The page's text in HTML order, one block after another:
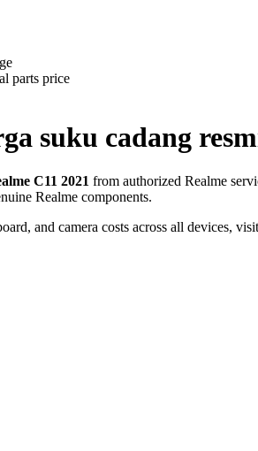
parts price
suku cadang
C11 2021 from authorized Realme
Realme components.
and camera costs across all devices,